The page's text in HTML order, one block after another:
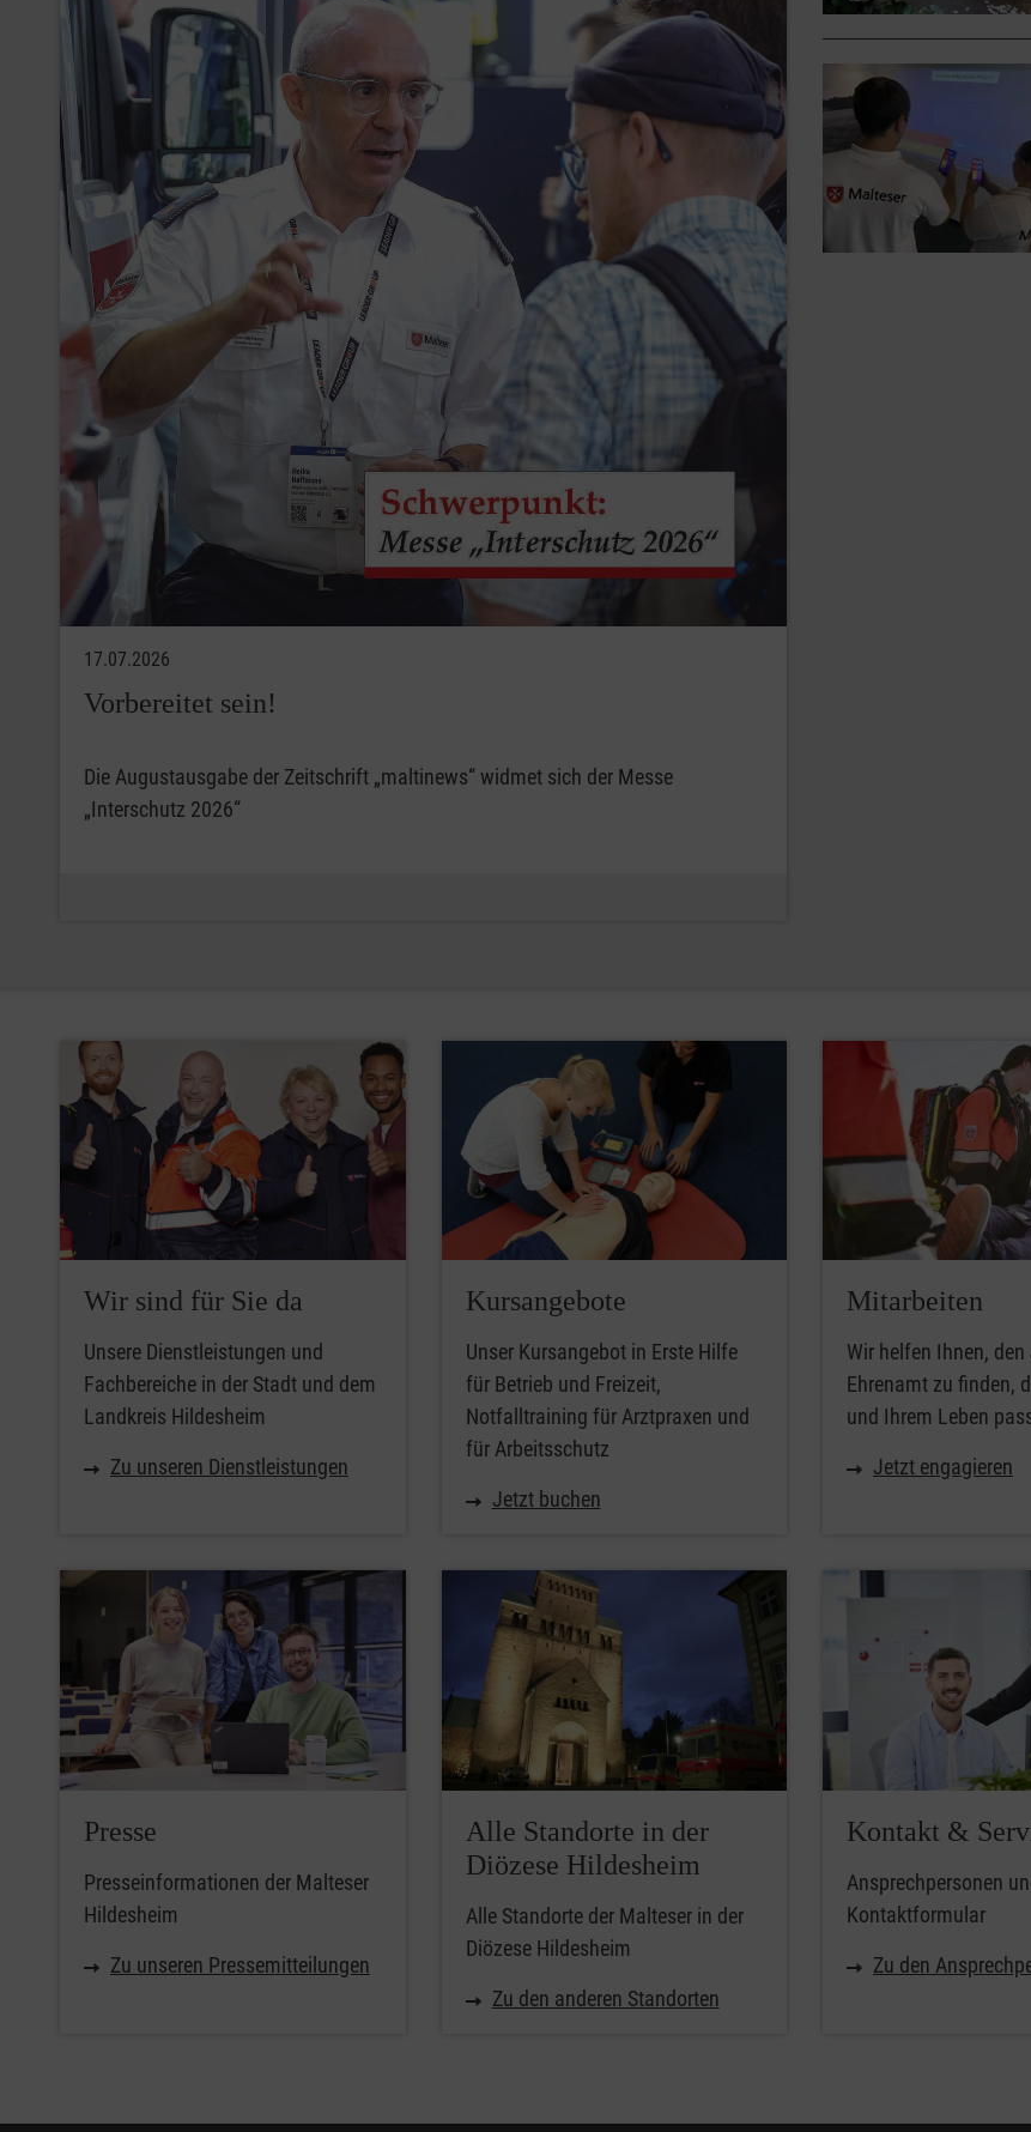
17.07.2026
Vorbereitet sein!
Die Augustausgabe der Zeitschrift „maltinews“ widmet sich der Messe
„Interschutz 2026“
Wir sind für Sie da
Unsere Dienstleistungen und
Fachbereiche in der Stadt und dem
Landkreis Hildesheim
Zu unseren Dienstleistungen
Kursangebote
Unser Kursangebot in Erste Hilfe
für Betrieb und Freizeit,
Notfalltraining für Arztpraxen und
für Arbeitsschutz
Jetzt buchen
Mitarbeiten
Wir helfen Ihnen,
Ehrenamt zu finden,
und Ihrem Leben
Jetzt engagieren
Presse
Presseinformationen der Malteser
Hildesheim
Zu unseren Pressemitteilungen
Alle Standorte in der
Diözese Hildesheim
Alle Standorte der Malteser in der
Diözese Hildesheim
Zu den anderen Standorten
Kontakt &
Ansprechpersonen
Kontaktformular
Zu den